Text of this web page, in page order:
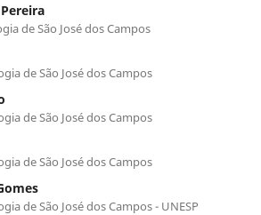
de São José dos Campos
de São José dos Campos
de São José dos Campos
de São José dos Campos
de São José dos Campos - UNESP